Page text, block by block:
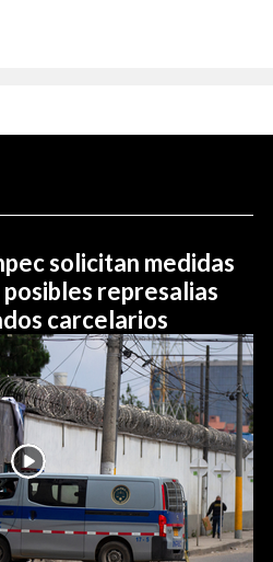
solicitan medidas
represalias
carcelarios